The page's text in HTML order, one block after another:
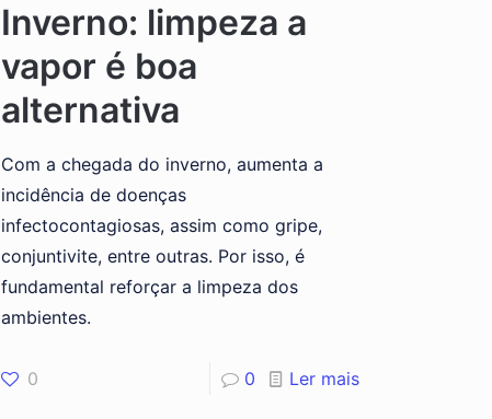
Inverno: limpeza a
vapor é boa
alternativa
Com a chegada do inverno, aumenta a
incidência de doenças
infectocontagiosas, assim como gripe,
conjuntivite, entre outras. Por isso, é
fundamental reforçar a limpeza dos
ambientes.
0 0 Ler mais